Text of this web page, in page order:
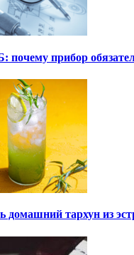
почему прибор
домашний тархун из